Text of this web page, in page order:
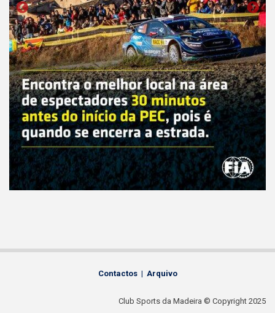
Contactos| Arquivo
Club Sports da Madeira © Copyright 2025